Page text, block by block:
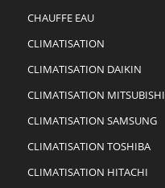
CHAUFFE EAU
CLIMATISATION
CLIMATISATION DAIKIN
CLIMATISATION MITSUBISHI
CLIMATISATION SAMSUNG
CLIMATISATION TOSHIBA
CLIMATISATION HITACHI